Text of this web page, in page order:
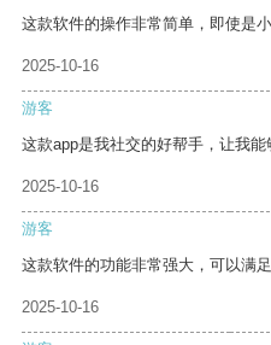
这款软件的操作非常简单，即使是
2025-10-16
游客
这款app是我社交的好帮手，让我能
2025-10-16
游客
这款软件的功能非常强大，可以满
2025-10-16